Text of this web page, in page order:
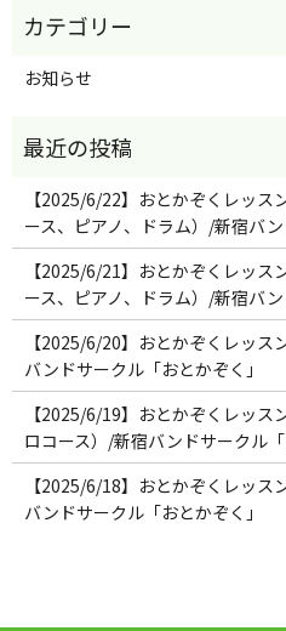
お知らせ
【2025/6/22】おとかぞくレッス
ース、ピアノ、ドラム）/新宿バ
【2025/6/21】おとかぞくレッス
ース、ピアノ、ドラム）/新宿バ
【2025/6/20】おとかぞくレッ
バンドサークル「おとかぞく」
【2025/6/19】おとかぞくレッ
ロコース）/新宿バンドサークル「
【2025/6/18】おとかぞくレッ
バンドサークル「おとかぞく」